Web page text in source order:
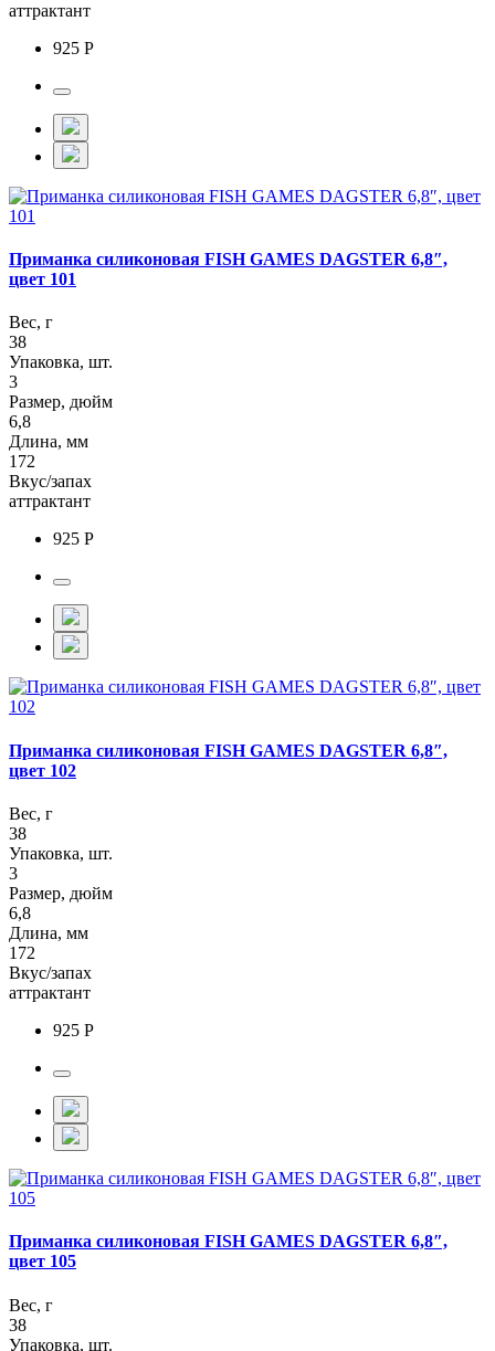
аттрактант
925 Р
Приманка силиконовая FISH GAMES DAGSTER 6,8″,
цвет 101
Вес, г
38
Упаковка, шт.
3
Размер, дюйм
6,8
Длина, мм
172
Вкус/запах
аттрактант
925 Р
Приманка силиконовая FISH GAMES DAGSTER 6,8″,
цвет 102
Вес, г
38
Упаковка, шт.
3
Размер, дюйм
6,8
Длина, мм
172
Вкус/запах
аттрактант
925 Р
Приманка силиконовая FISH GAMES DAGSTER 6,8″,
цвет 105
Вес, г
38
Упаковка, шт.